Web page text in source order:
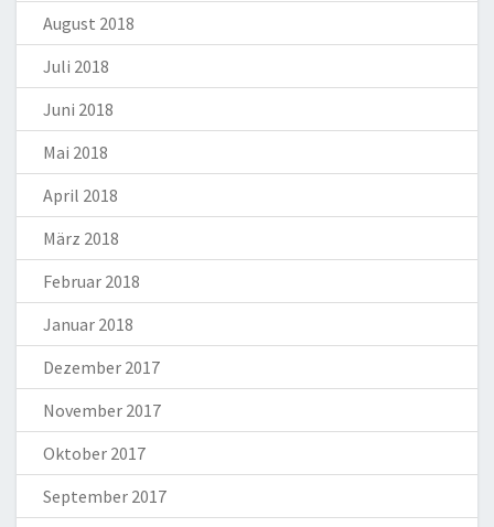
August 2018
Juli 2018
Juni 2018
Mai 2018
April 2018
März 2018
Februar 2018
Januar 2018
Dezember 2017
November 2017
Oktober 2017
September 2017